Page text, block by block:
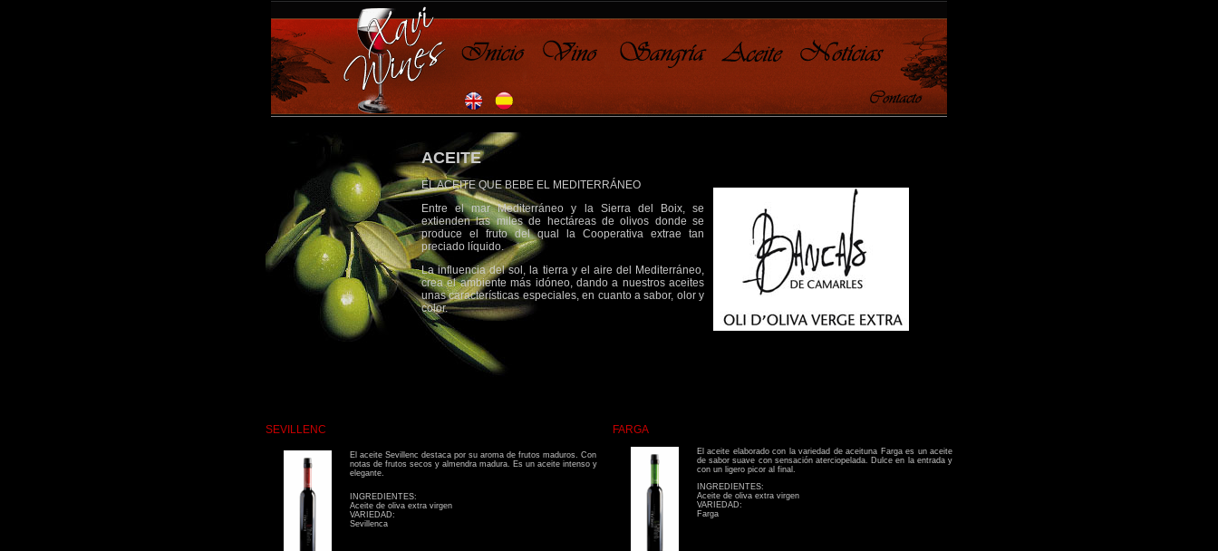
ACEITE
EL ACEITE QUE BEBE EL MEDITERRÁNEO
Entre el mar Mediterráneo y la Sierra del Boix, se
extienden las miles de hectáreas de olivos donde se
produce el fruto del qual la Cooperativa extrae tan
preciado líquido.
La influencia del sol, la tierra y el aire del Mediterráneo,
crea el ambiente más idóneo, dando a nuestros aceites
unas características especiales, en cuanto a sabor, olor y
color.
SEVILLENC
El aceite Sevillenc destaca por su aroma de frutos maduros. Con
notas de frutos secos y almendra madura. Es un aceite intenso y
elegante.
INGREDIENTES:
Aceite de oliva extra virgen
VARIEDAD:
Sevillenca
FARGA
El aceite elaborado con la variedad de aceituna Farga es un aceite
de sabor suave con sensación aterciopelada. Dulce en la entrada y
con un ligero picor al final.
INGREDIENTES:
Aceite de oliva extra virgen
VARIEDAD:
Farga